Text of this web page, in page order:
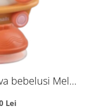
bebelusi Melc
Lei